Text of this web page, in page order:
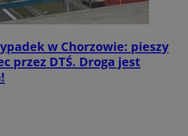
w Chorzowie: pieszy
przez DTŚ. Droga jest